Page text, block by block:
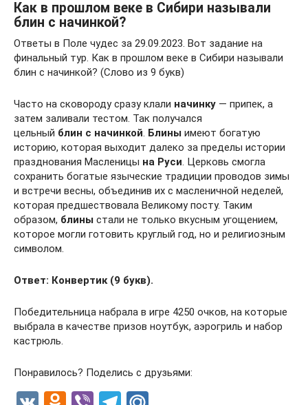
Как в прошлом веке в Сибири называли
блин с начинкой?
Ответы в Поле чудес за 29.09.2023. Вот задание на
финальный тур. Как в прошлом веке в Сибири называли
блин с начинкой? (Слово из 9 букв)
Часто на сковороду сразу клали начинку — припек, а
затем заливали тестом. Так получался
цельный блин с начинкой. Блины имеют богатую
историю, которая выходит далеко за пределы истории
празднования Масленицы на Руси. Церковь смогла
сохранить богатые языческие традиции проводов зимы
и встречи весны, объединив их с масленичной неделей,
которая предшествовала Великому посту. Таким
образом, блины стали не только вкусным угощением,
которое могли готовить круглый год, но и религиозным
символом.
Ответ: Конвертик (9 букв).
Победительница набрала в игре 4250 очков, на которые
выбрала в качестве призов ноутбук, аэрогриль и набор
кастрюль.
Понравилось? Поделись с друзьями: